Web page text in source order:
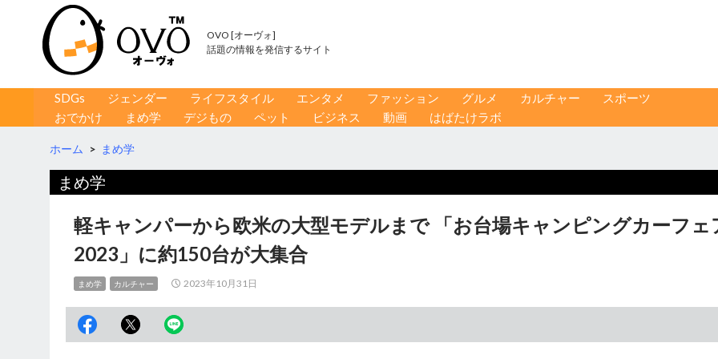
OVO [オーヴォ]
話題の情報を発信するサイト
コンテンツへ移動
SDGs ジェンダー ライフスタイル エンタメ ファッション グルメ カルチャー
スポーツ
おでかけ
まめ学 デジもの ペット ビジネス 動画 はばたけラボ
ホーム > まめ学
まめ学
軽キャンパーから欧米の大型モデルまで 「お台場キャンピングカーフェ
2023」に約150台が大集合
まめ学 カルチャー 2023年10月31日